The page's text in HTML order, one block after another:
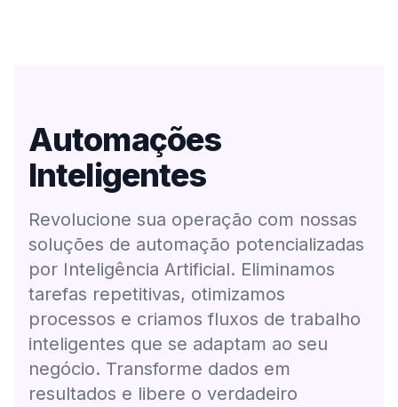
Automações
Inteligentes
Revolucione sua operação com nossas
soluções de automação potencializadas
por Inteligência Artificial. Eliminamos
tarefas repetitivas, otimizamos
processos e criamos fluxos de trabalho
inteligentes que se adaptam ao seu
negócio. Transforme dados em
resultados e libere o verdadeiro